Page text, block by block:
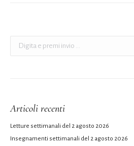
Articoli recenti
Letture settimanali del 2 agosto 2026
Insegnamenti settimanali del 2 agosto 2026